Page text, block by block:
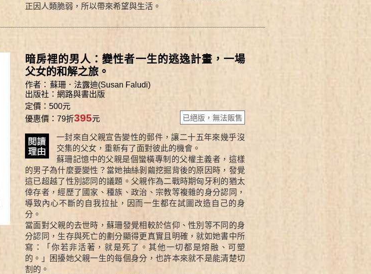
正因人類脆弱，所以帶來希望與生活。
暗房裡的男人：變性者一生的逃逸計畫，一場
父女的和解之旅。
作者： 蘇珊．法露迪(Susan Faludi)
出版社： 網路與書出版
定價：500元
優惠價：79折395元 已絕版，無法販售
一封來自父親宣告變性的郵件，讓二十五年來幾乎沒
交集的父女，重新有了面對彼此的機會。
蘇珊記憶中的父親是個蠻橫專制的父權主義者，這樣
的男子為什麼要變性？當她抽絲剝繭挖掘背後的原因時，發覺
這已超越了性別認同的議題。父親作為二戰時期匈牙利的猶太
倖存者，經歷了國家、種族、政治、宗教等複雜的身分認同，
導致內心不斷的自我拉扯，因而一生都在試圖改造自己的身
分。
當面對父親的去世時，蘇珊發覺相較於信仰、性別等不同的身
分認同，生存與死亡的劃分顯得更真實且明確，就如她書中所
寫：「你若非活著，就是死了。其他一切都是熔融、可塑
的。」困擾她父親一生的每個身分，也許本來就不是能清楚切
割的。